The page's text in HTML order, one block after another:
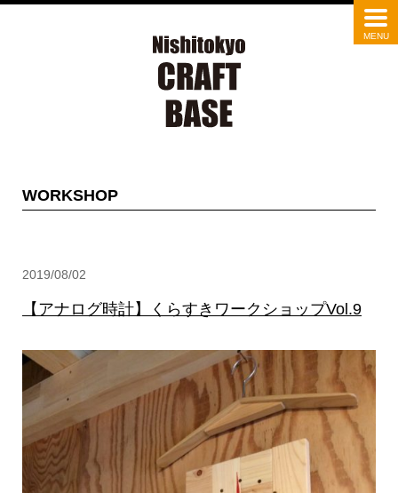
WORKSHOP
2019/08/02
【アナログ時計】くらすきワークショップVol.9